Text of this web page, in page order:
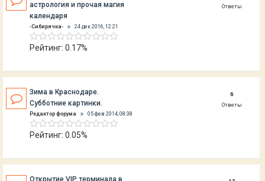
астрология и прочая магия
календаря
-Cибирячка- 24 дек 2016, 12:21
Рейтинг: 0.17%
Ответы
Зима в Краснодаре.
Субботние картинки.
Редактор форума 05 фев 2014, 08:38
Рейтинг: 0.05%
6
Ответы
Открытие VIP терминала в